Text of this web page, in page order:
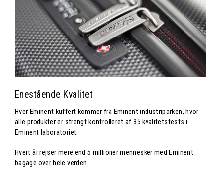
Enestående Kvalitet
Hver Eminent kuffert kommer fra Eminent industriparken, hvor
alle produkter er strengt kontrolleret af 35 kvalitetstests i
Eminent laboratoriet.
Hvert år rejser mere end 5 millioner mennesker med Eminent
bagage over hele verden.